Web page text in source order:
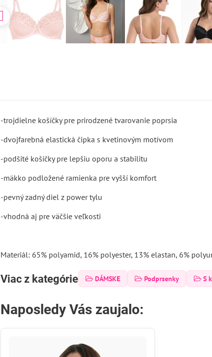
-trojdielne košíčky pre prirodzené tvarovanie poprsia
-dvojfarebná elastická čipka s kvetinovým motívom
-podšité košíčky pre lepšiu oporu a stabilitu
-mäkko podložené ramienka pre vyšší komfort
-pevný zadný diel z power tylu
-vhodná aj pre väčšie veľkosti
Materiál: 65% polyamid, 16% polyester, 13% elastan, 6%
Viac z kategórie DÁMSKE Podprsenky S
Naposledy Vás zaujalo: